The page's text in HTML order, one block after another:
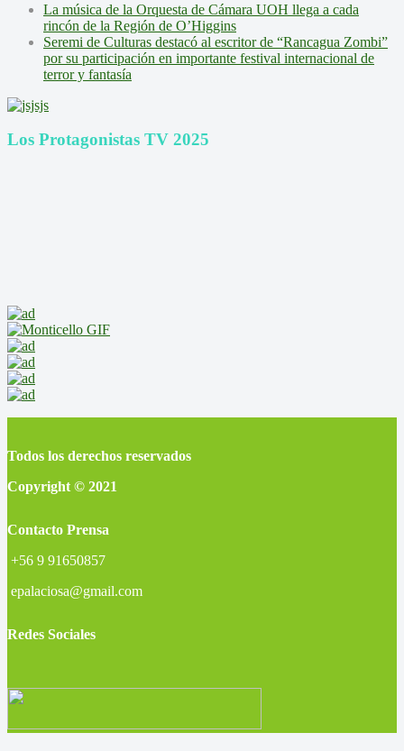
La música de la Orquesta de Cámara UOH llega a cada
rincón de la Región de O’Higgins
Seremi de Culturas destacó al escritor de “Rancagua Zombi”
por su participación en importante festival internacional de
terror y fantasía
Los Protagonistas TV 2025
Todos los derechos reservados
Copyright © 2021
Contacto Prensa
+56 9 91650857
epalaciosa@gmail.com
Redes Sociales